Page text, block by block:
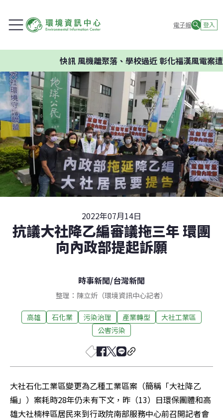
電子報 登入
快訊風機離聚落、學校過近 彰化福漢風電案遭環
2022年07月14日
抗議大社降乙編審議拖三年 環團
向內政部提起訴願
時事新聞/台灣新聞
整理：陳立炘（環境資訊中心記者）
高雄 石化業 污染治理 產業轉型
大社工業區
公害污染
大社石化工業區變更為乙種工業區案（簡稱「大社降乙
編」）案耗時28年仍未有下文，昨（13）日環保團體和高
雄大社楠梓區居民來到行政院南部服務中心前召開記者會